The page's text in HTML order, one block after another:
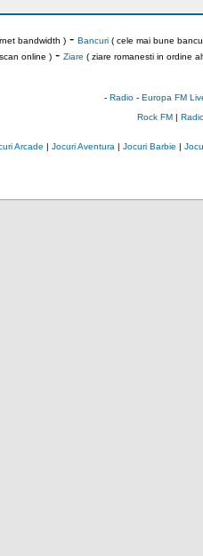
bandwidth )- Bancuri( cele mai bune
online )- Ziare ( ziare romanesti in ordine
- Radio- Europa FM
Rock FM|
Arcade | Jocuri Aventura | Jocuri Barbie |